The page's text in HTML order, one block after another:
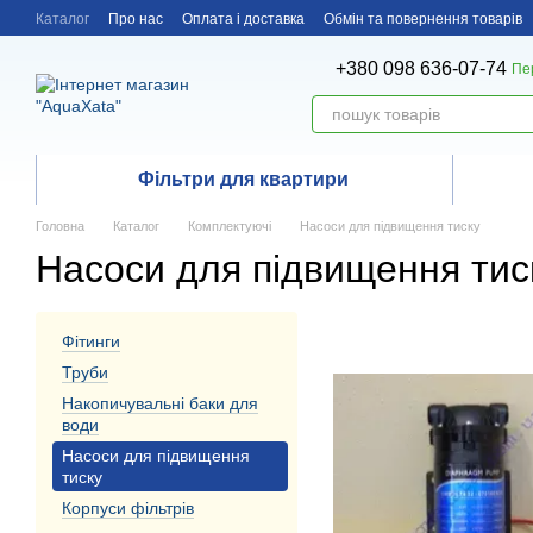
Перейти до основного контенту
Каталог Про нас Оплата і доставка Обмін та повернення товарів
+380 098 636-07-74
Фільтри для квартири
Головна Каталог Комплектуючі Насоси для підвищення тиску
Насоси для підвищення
Фітинги
Труби
Накопичувальні баки для
води
Насоси для підвищення
тиску
Корпуси фільтрів